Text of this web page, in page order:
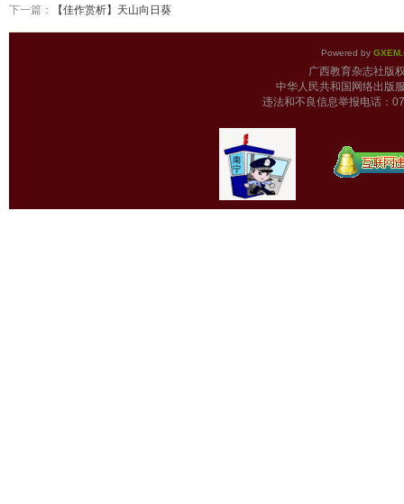
下一篇： 【佳作赏析】天山向日葵
Powered by
广西教育杂志
中华人民共和国网络出版
违法和不良信息举报电话：